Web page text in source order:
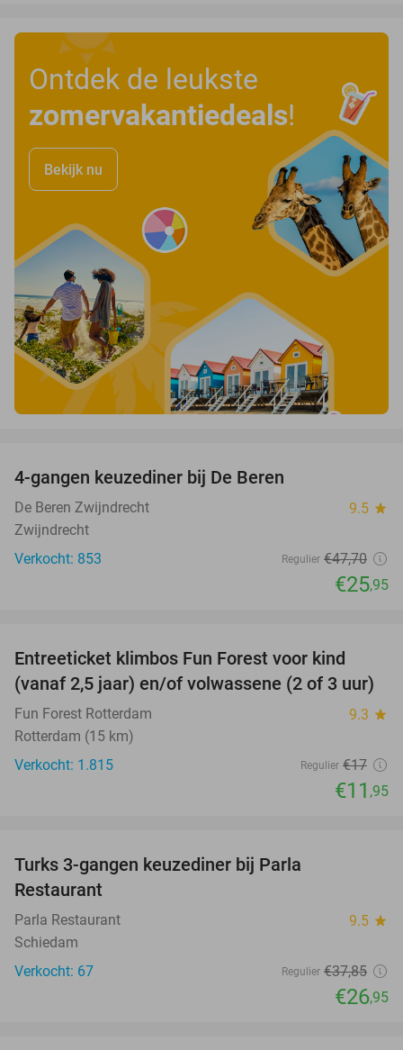
Ontdek de leukste
zomervakantiedeals!
Bekijk nu
4-gangen keuzediner bij De Beren
De Beren Zwijndrecht 9.5 star
Zwijndrecht
Verkocht: 853
Regulier €47,70
€25,95
Entreeticket klimbos Fun Forest voor kind
(vanaf 2,5 jaar) en/of volwassene (2 of 3 uur)
Fun Forest Rotterdam 9.3 star
Rotterdam (15 km)
Verkocht: 1.815
Regulier €17
€11 ,95
Turks 3-gangen keuzediner bij Parla
Restaurant
Parla Restaurant 9.5 star
Schiedam
Verkocht: 67
Regulier €37,85
€26,95